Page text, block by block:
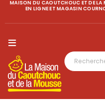
MAISON DU CAOUTCHOUC ET DE LA
EN LIGNE ET MAGASIN